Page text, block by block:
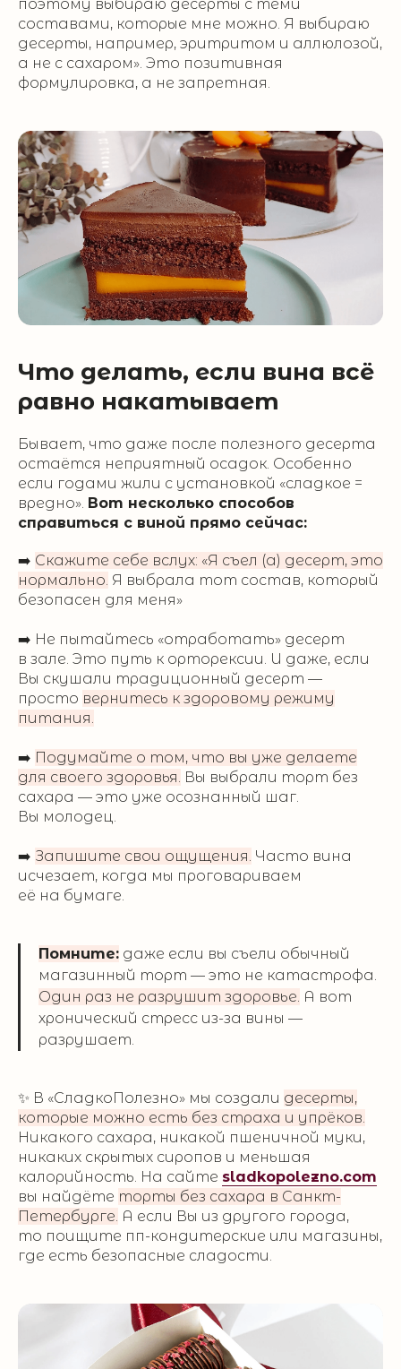
поэтому выбираю десерты с теми
составами, которые мне можно. Я выбираю
десерты, например, эритритом и аллюлозой,
а не с сахаром». Это позитивная
формулировка, а не запретная.
Что делать, если вина всё
равно накатывает
Бывает, что даже после полезного десерта
остаётся неприятный осадок. Особенно
если годами жили с установкой «сладкое =
вредно». Вот несколько способов
справиться с виной прямо сейчас:
➡️ Скажите себе вслух: «Я съел (а) десерт, это
нормально. Я выбрала тот состав, который
безопасен для меня»
➡️ Не пытайтесь «отработать» десерт
в зале. Это путь к орторексии. И даже, если
Вы скушали традиционный десерт —
просто вернитесь к здоровому режиму
питания.
➡️ Подумайте о том, что вы уже делаете
для своего здоровья. Вы выбрали торт без
сахара — это уже осознанный шаг.
Вы молодец.
➡️ Запишите свои ощущения. Часто вина
исчезает, когда мы проговариваем
её на бумаге.
Помните: даже если вы съели обычный
магазинный торт — это не катастрофа.
Один раз не разрушит здоровье. А вот
хронический стресс из-за вины —
разрушает.
✨ В «СладкоПолезно» мы создали десерты,
которые можно есть без страха и упрёков.
Никакого сахара, никакой пшеничной муки,
никаких скрытых сиропов и меньшая
калорийность. На сайте sladkopolezno.com
вы найдёте торты без сахара в Санкт-
Петербурге. А если Вы из другого города,
то поищите пп-кондитерские или магазины,
где есть безопасные сладости.